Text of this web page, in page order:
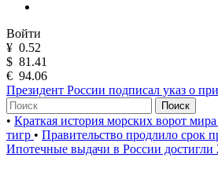
Войти
¥ 0.52
$ 81.41
€ 94.06
Президент России подписал указ о
Поиск
• Краткая история морских ворот
тигр • Правительство продлило срок
Ипотечные выдачи в России достигли